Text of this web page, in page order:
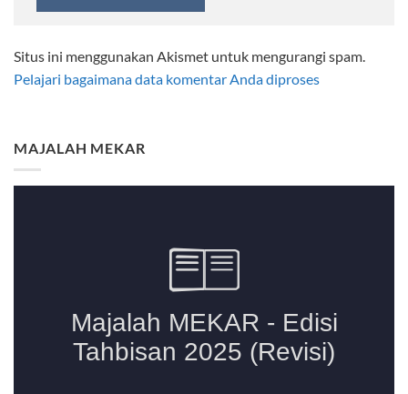
MAJALAH MEKAR
Situs ini menggunakan Akismet untuk mengurangi spam.
Pelajari bagaimana data komentar Anda diproses